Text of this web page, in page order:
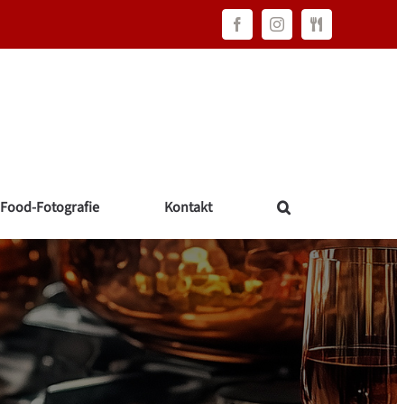
FacebookInstagramFAWC
Consulting
Food-Fotografie Kontakt